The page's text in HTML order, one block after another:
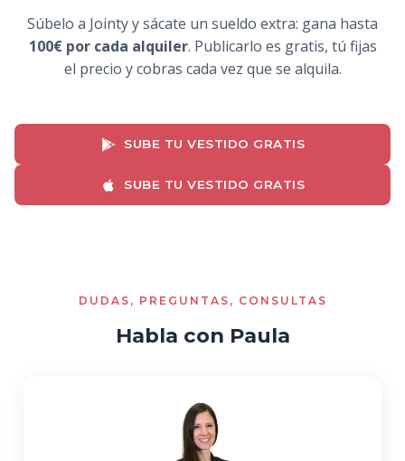
Súbelo a Jointy y sácate un sueldo extra: gana hasta
100€ por cada alquiler. Publicarlo es gratis, tú fijas
el precio y cobras cada vez que se alquila.
SUBE TU VESTIDO GRATIS
SUBE TU VESTIDO GRATIS
DUDAS, PREGUNTAS, CONSULTAS
Habla con Paula